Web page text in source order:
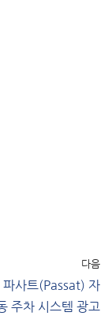
다음
파사트(Passat) 자
주차 시스템 광고